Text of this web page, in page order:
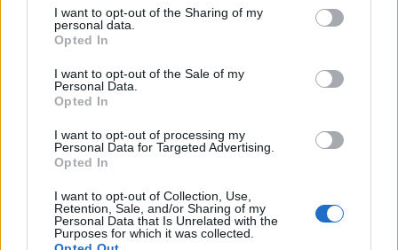
I want to opt-out of the Sharing of my
personal data.
Opted In
I want to opt-out of the Sale of my
Personal Data.
Opted In
I want to opt-out of processing my
Personal Data for Targeted Advertising.
Opted In
I want to opt-out of Collection, Use,
Retention, Sale, and/or Sharing of my
Personal Data that Is Unrelated with the
Purposes for which it was collected.
Ο Τέντρος υπογράμμισε ότι ο ΠΟΥ μπορεί να
παρέχει μόνο συστάσεις και όχι να επιβάλει μέτρα,
ενώ χαρακτήρισε τον κίνδυνο για τον γενικό
πληθυσμό «μικρό», τόσο για την
Από την πλευρά του, ο
υπερασπίστηκε την επιχείρηση απομάκρυνσης
των επιβατών, σημειώνοντας ότι «ο κόσμος δεν
χρειάζεται περισσότερο φόβο» και ότι το κρίσιμο